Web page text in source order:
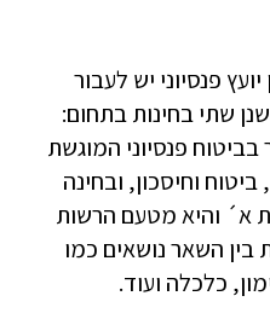
פנסיוני יש לעבור
שתי בחינות בתחום:
פנסיוני המוגשת
וחיסכון, ובחינה
א´ והיא מטעם הרשות
בין השאר נושאים כמו
כלכלה ועוד.